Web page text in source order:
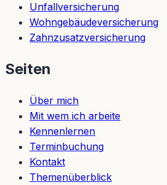
Unfallversicherung
Wohngebäudeversicherung
Zahnzusatzversicherung
Seiten
Über mich
Mit wem ich arbeite
Kennenlernen
Terminbuchung
Kontakt
Themenüberblick